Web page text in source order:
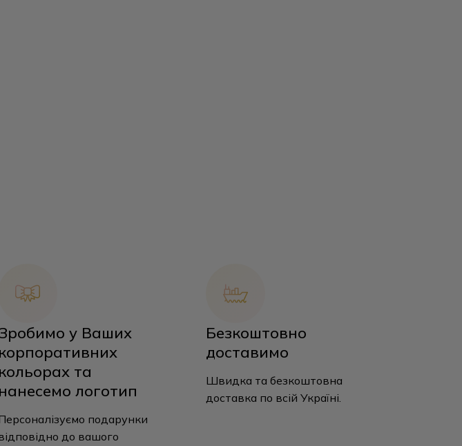
у Ваших
корпоративних
кольорах та
нанесемо логотип
подарунки
до вашого
Безкоштовно
доставимо
Швидка та безкоштовна
доставка по всій Україні.